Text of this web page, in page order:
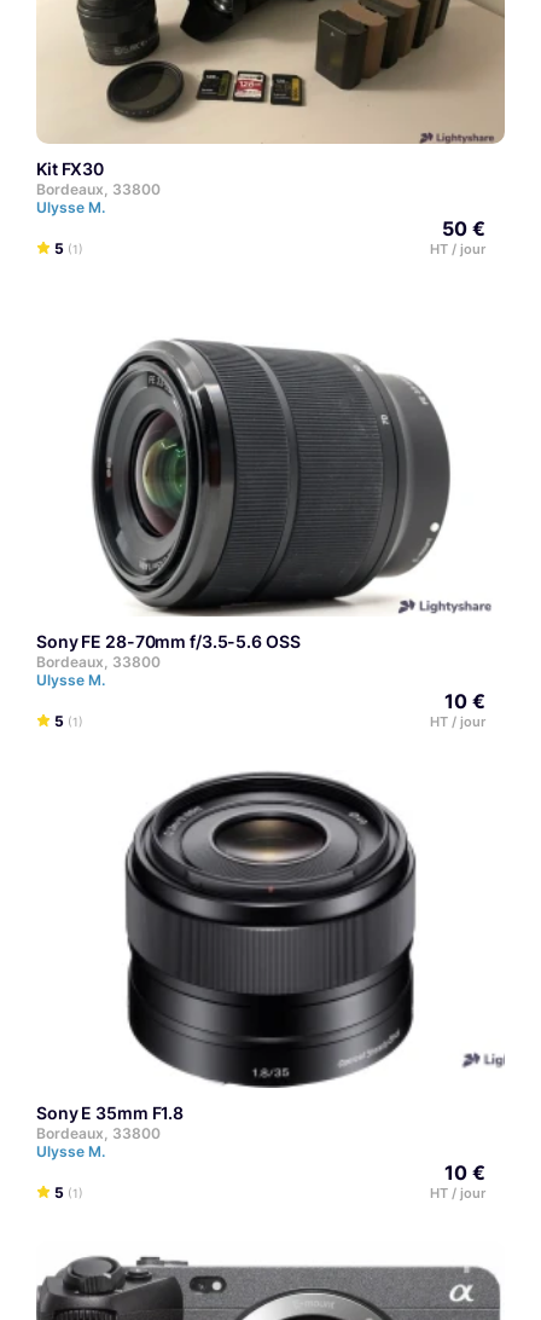
Kit FX30
Bordeaux, 33800
Ulysse M.
5 (1)
50 €
HT / jour
Sony FE 28-70mm f/3.5-5.6 OSS
Bordeaux, 33800
Ulysse M.
5 (1)
10 €
HT / jour
Sony E 35mm F1.8
Bordeaux, 33800
Ulysse M.
5 (1)
10 €
HT / jour